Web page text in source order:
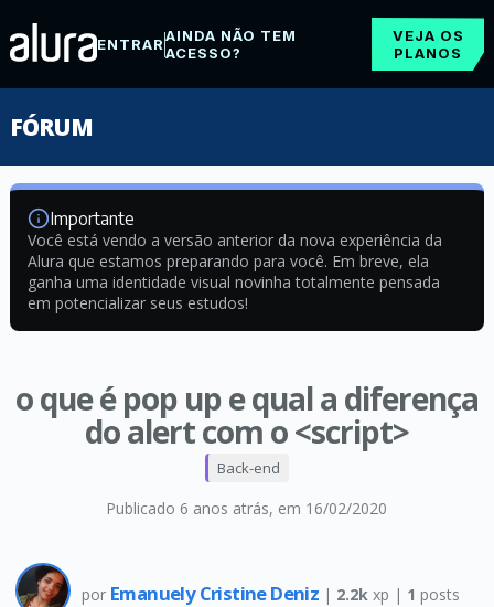
ENTRARAINDA NÃO TEM
ACESSO?
VEJA OS
PLANOS
FÓRUM
Importante
Você está vendo a versão anterior da nova experiência da
Alura que estamos preparando para você. Em breve, ela
ganha uma identidade visual novinha totalmente pensada
em potencializar seus estudos!
o que é pop up e qual a diferença
do alert com o <script>
Publicado 6 anos atrás, em 16/02/2020
Back-end
por Emanuely Cristine Deniz | 2.2k xp | 1 posts